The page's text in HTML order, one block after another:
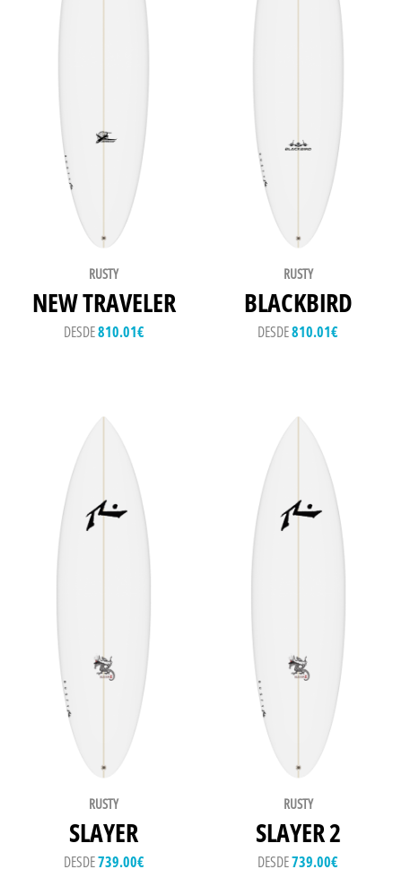
RUSTY
NEW TRAVELER
DESDE810.01€
RUSTY
BLACKBIRD
DESDE810.01€
RUSTY
SLAYER
DESDE739.00€
RUSTY
SLAYER 2
DESDE739.00€